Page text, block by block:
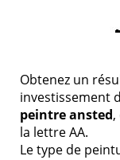
Obtenez un
investissement
peintre ansted
la lettre AA.
Le type de